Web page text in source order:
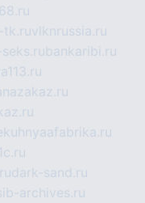
tk.ruvlknrussia.ru
bankaribi.ru
dark-sand.ru
archives.ru